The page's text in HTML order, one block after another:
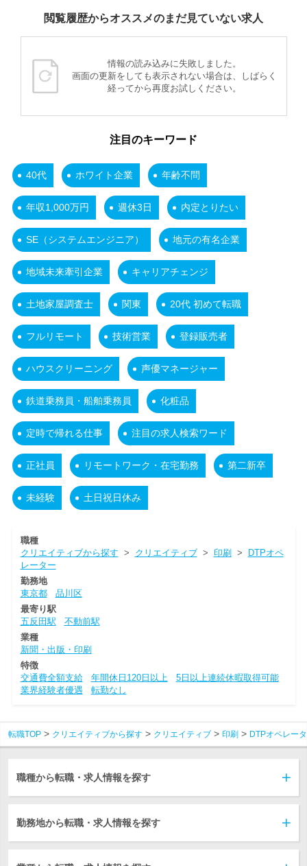
閲覧履歴からオススメのまだ見ていない求人
情報の読み込みに失敗しました。
画面の更新をしても表示されない場合は、しばらく
経ってから再度お試しください。
注目のキーワード
40代 ホワイト企業 年齢不問
年収1,000万円 週休3日 内定とりたい
SE（システムエンジニア） 地元の有名企業
地域未来牽引企業 キャリアチェンジ
土地家屋調査士 関東 20代 初めて転職
フルリモート 技術営業 登録販売者
ハウスクリーニング 声優マネージャー
鉄道乗務員・船舶乗務員 化粧品
定時で帰れる仕事 注目の求人検索ワード
正社員 リモートワーク・在宅勤務 第二新卒
未経験 土日祝日休み
職種
クリエイティブから探す > クリエイティブ> 印刷 >
DTPオペ
レーター
勤務地
東京都
品川区
最寄り駅
五反田駅
不動前駅
業種
新聞・出版・印刷
特徴
交通費全額支給
年間休日120日以上
5日以上連続休暇取得可能
業界経験者優遇
転勤なし
転職TOP クリエイティブから探す クリエイティブ 印刷 DTPオペレー
職種から転職・求人情報を探す
勤務地から転職・求人情報を探す